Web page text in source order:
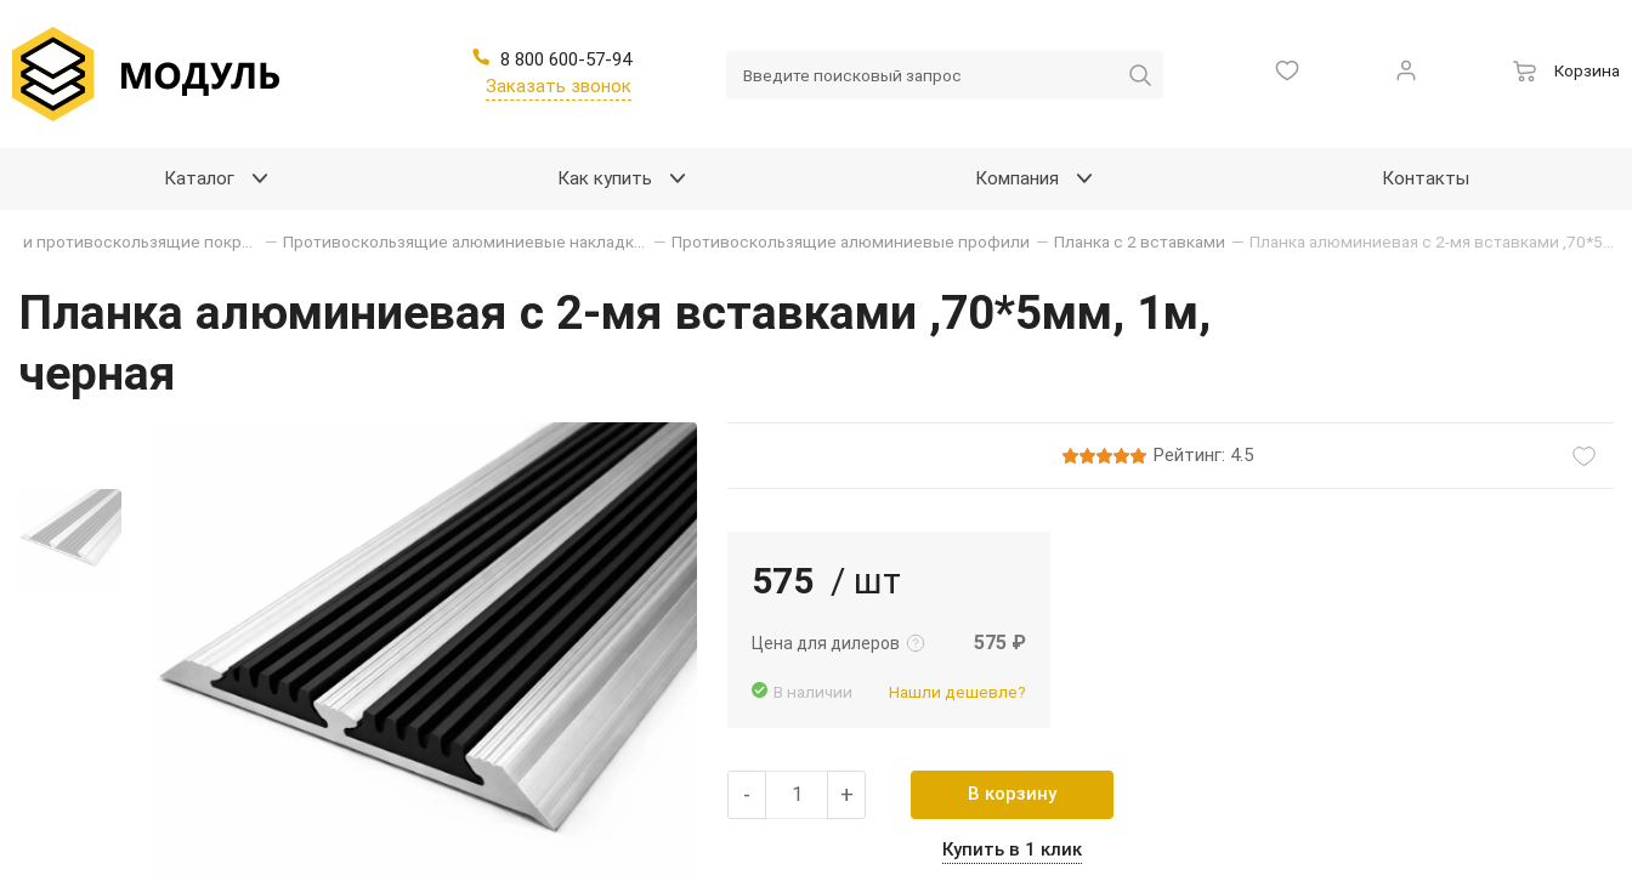
8 800 600-57-94
Заказать звонок
Корзина
Каталог Как купить Компания Контакты
— — Противоскользящие алюминиевые профили — Планка с 2 вставками —
Планка алюминиевая с 2-мя вставками ,70*5мм, 1м,
черная
Рейтинг: 4.5
575 / шт
Цена для дилеров
Подробнее
575 ₽
В наличии Нашли дешевле?
- + В корзину
Купить в 1 клик